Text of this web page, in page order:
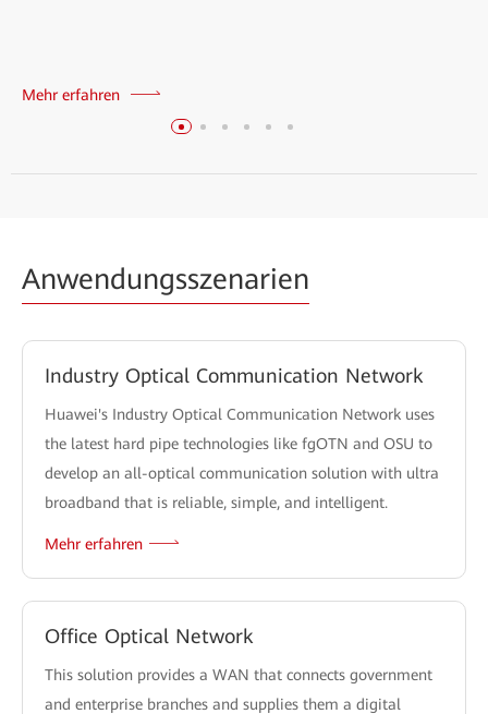
Mehr erfahren
Anwendungsszenarien
Industry Optical Communication Network
Huawei's Industry Optical Communication Network uses
the latest hard pipe technologies like fgOTN and OSU to
develop an all-optical communication solution with ultra
broadband that is reliable, simple, and intelligent.
Mehr erfahren
Office Optical Network
This solution provides a WAN that connects government
and enterprise branches and supplies them a digital